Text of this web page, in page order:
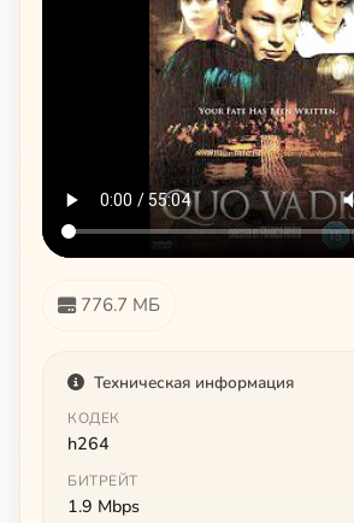
776.7 МБ
Техническая информация
КОДЕК
h264
БИТРЕЙТ
1.9 Mbps